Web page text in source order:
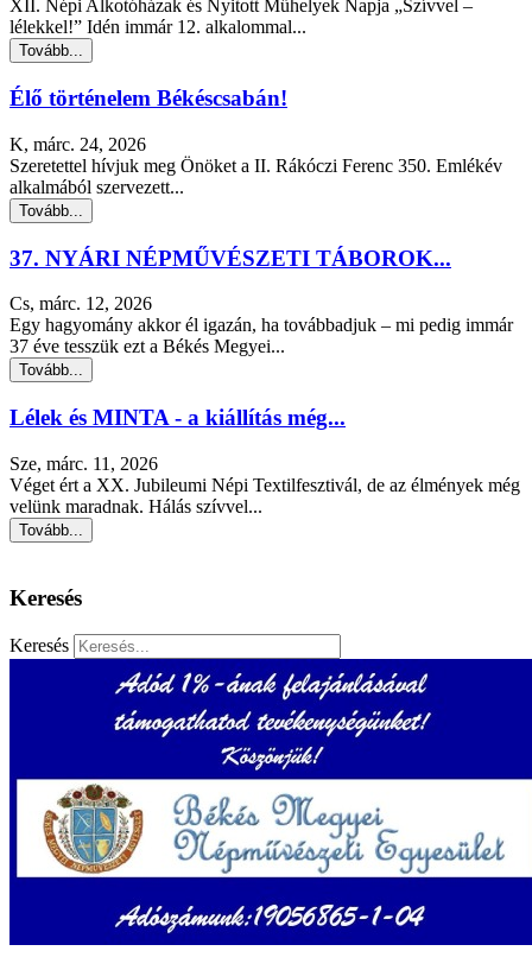
XII. Népi Alkotóházak és Nyitott Műhelyek Napja „Szívvel –
lélekkel!” Idén immár 12. alkalommal...
Tovább...
Élő történelem Békéscsabán!
K, márc. 24, 2026
Szeretettel hívjuk meg Önöket a II. Rákóczi Ferenc 350. Emlékév
alkalmából szervezett...
Tovább...
37. NYÁRI NÉPMŰVÉSZETI TÁBOROK...
Cs, márc. 12, 2026
Egy hagyomány akkor él igazán, ha továbbadjuk – mi pedig immár
37 éve tesszük ezt a Békés Megyei...
Tovább...
Lélek és MINTA - a kiállítás még...
Sze, márc. 11, 2026
Véget ért a XX. Jubileumi Népi Textilfesztivál, de az élmények még
velünk maradnak. Hálás szívvel...
Tovább...
Keresés
Keresés